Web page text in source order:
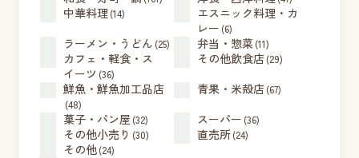
中華料理 (14)
エスニック料理・カ
レー (6)
ラーメン・うどん (25) 弁当・惣菜(11)
カフェ・軽食・ス
イーツ (36)
その他飲食店(29)
鮮魚・鮮魚加工品店
(48)
青果・米殻店(67)
菓子・パン屋 (32) スーパー (36)
その他小売り (30) 直売所(24)
その他(24)